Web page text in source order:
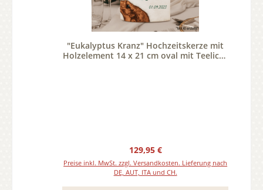
"Eukalyptus Kranz" Hochzeitskerze mit
Holzelement 14 x 21 cm oval mit Teelicht
Regulärer Preis:
129,95 €
Preise inkl. MwSt. zzgl. Versandkosten. Lieferung nach
DE, AUT, ITA und CH.